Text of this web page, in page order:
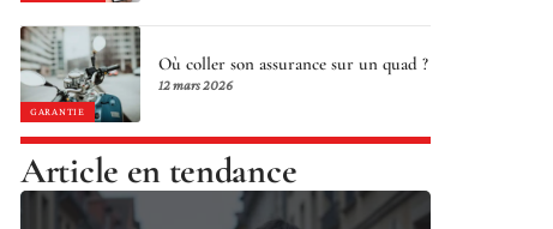
GARANTIE
Où coller son assurance sur un quad ?
12 mars 2026
Article en tendance